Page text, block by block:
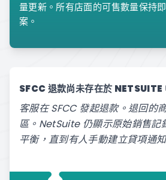
量更新。所有店面的可售數量保持
案。
SFCC 退款尚未存在於 NETSUITE
客服在 SFCC 發起退款。退回的
區。NetSuite 仍顯示原始銷售記
平衡，直到有人手動建立貸項通